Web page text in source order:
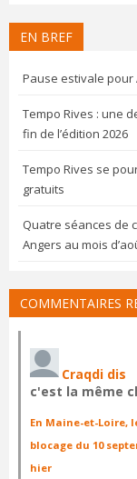
EN BREF
Pause estivale pour
Tempo Rives : une
fin de l’édition 2026
Tempo Rives se
gratuits
Quatre séances de
Angers au mois
COMMENTAIRES
Craqdi dis
c'est la même
En Maine-et-Loire,
blocage du 10
hier